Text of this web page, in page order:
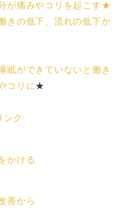
が痛みやコリを起こす★
きの低下、流れの低下か
眠ができていないと働き
コリに★
ク
かける
善から